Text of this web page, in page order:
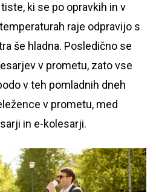
ki se po opravkih in v
raje odpravijo s
še hladna. Posledično se
v prometu, zato vse
v teh pomladnih dneh
v prometu, med
in e-kolesarji.